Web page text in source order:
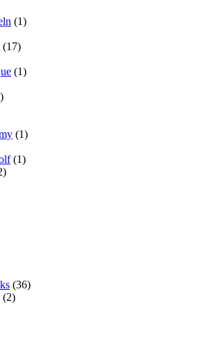
(1)
(17)
(1)
(1)
(1)
(36)
(2)